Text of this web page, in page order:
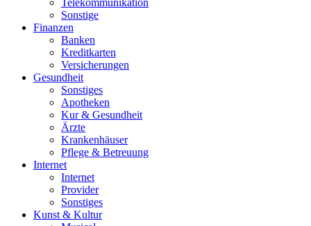
Sonstige
Finanzen
Banken
Kreditkarten
Versicherungen
Gesundheit
Sonstiges
Apotheken
Kur & Gesundheit
Ärzte
Krankenhäuser
Pflege & Betreuung
Internet
Internet
Provider
Sonstiges
Kunst & Kultur